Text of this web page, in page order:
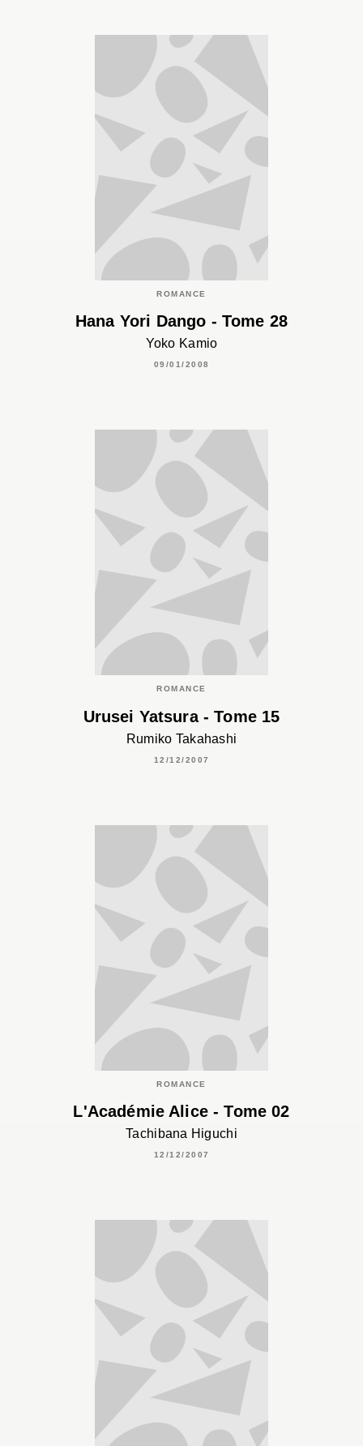
ROMANCE
Hana Yori Dango - Tome 28
Yoko Kamio
09/01/2008
ROMANCE
Urusei Yatsura - Tome 15
Rumiko Takahashi
12/12/2007
ROMANCE
L'Académie Alice - Tome 02
Tachibana Higuchi
12/12/2007